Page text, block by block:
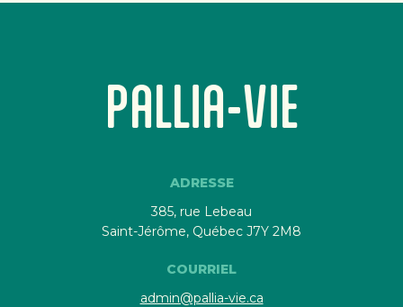
PALLIA-VIE
ADRESSE
385, rue Lebeau
Saint-Jérôme, Québec J7Y 2M8
COURRIEL
admin@pallia-vie.ca